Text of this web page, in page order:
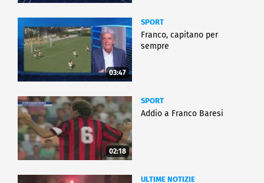
03:47
SPORT
Franco, capitano per
sempre
02:18
SPORT
Addio a Franco Baresi
ULTIME NOTIZIE